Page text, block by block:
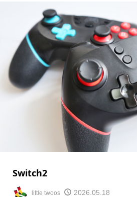
Switch2
little twoos 2026.05.18